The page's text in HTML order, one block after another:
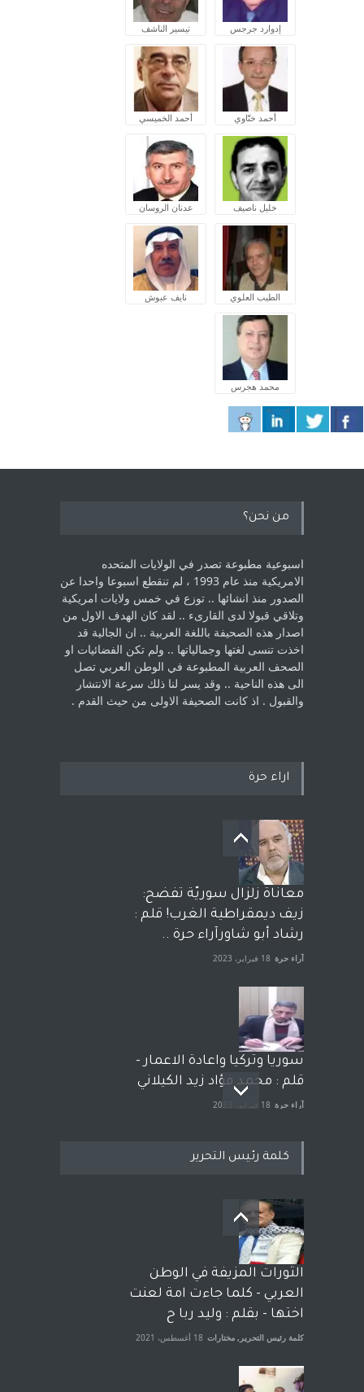
إدوارد جرجس تيسير الناشف
أحمد ختّاوي أحمد الخميسي
خليل ناصيف عدنان الروسان
الطيب العلوي نايف عبوش
محمد هجرس
من نحن؟
اسبوعية مطبوعة تصدر في الولايات المتحده
الامريكية منذ عام 1993 ، لم ‏تنقطع اسبوعا واحدا عن
الصدور منذ انشائها .. توزع في خمس ولايات امريكية
‏وتلاقي قبولا لدى القارىء ..‏ لقد كان الهدف الاول من
اصدار هذه الصحيفة باللغة العربية .. ان الجالية قد
اخذت ‏تنسى لغتها وجمالياتها .. ولم تكن الفضائيات او
الصحف العربية المطبوعة في الوطن ‏العربي تصل
الى هذه الناحية .. وقد يسر لنا ذلك سرعة الانتشار
والقبول . اذ كانت ‏الصحيفة الاولى من حيث القدم . ‏
اراء حرة
معاناة زلزال سوريّة تفضح:
زيف ديمقراطية الغرب! قلم :
رشاد أبو شاورآراء حرة ..
آراء حرة 18 فبراير، 2023
سوريا وتركيا واعادة الاعمار -
قلم : محمد فؤاد زيد الكيلاني
آراء حرة 18 فبراير، 2023
بعد معارك قضائية طاحنة كتب
وترافع فيها بنفسه مرة اخرى..
الشيخ طارق يوسف يقهر
الحكومة الأمريكية ، فأعطوه
الجنسية عن يد وهم صاغرون،
آراء حرة مختارات 7 أبريل، 2023
كلمة رئيس التحرير
الثورات المزيفة في الوطن
العربي - كلما جاءت امة لعنت
اختها - بقلم : وليد ربا ح
كلمة رئيس التحرير , مختارات 18 أغسطس، 2021